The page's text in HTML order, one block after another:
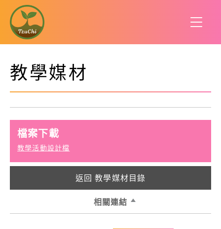
教學媒材
檔案下載
教學活動設計檔
返回 教學媒材目錄
相關連結